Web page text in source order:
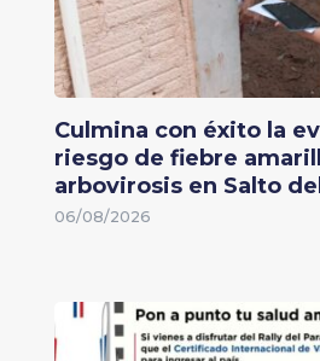
Culmina con éxito la
riesgo de fiebre
arbovirosis en Salto
06/08/2026